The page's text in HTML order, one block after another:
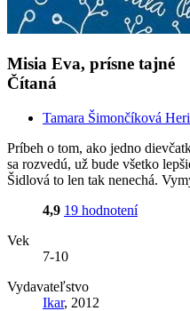
Misia Eva, prísne tajné
Čítaná
Tamara Šimončíková
Príbeh o tom, ako jedno
sa rozvedú, už bude všetko
Šidlová to len tak nenechá.
4,9 19 hodnotení
Vek
7-10
Vydavateľstvo
Ikar, 2012